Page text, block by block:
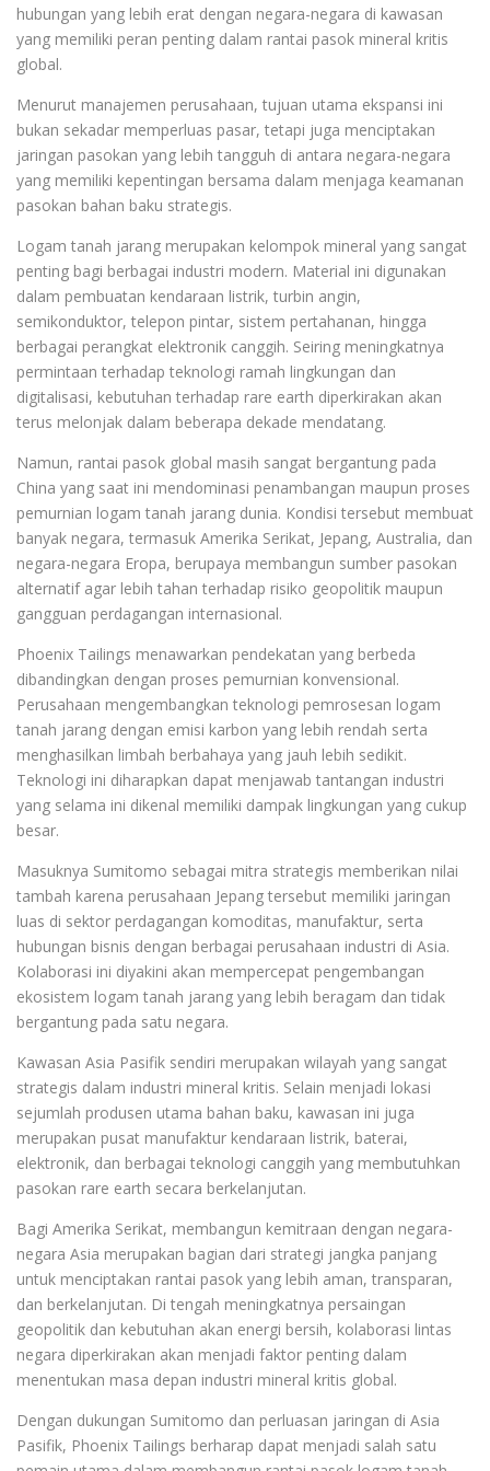
hubungan yang lebih erat dengan negara-negara di kawasan
yang memiliki peran penting dalam rantai pasok mineral kritis
global.
Menurut manajemen perusahaan, tujuan utama ekspansi ini
bukan sekadar memperluas pasar, tetapi juga menciptakan
jaringan pasokan yang lebih tangguh di antara negara-negara
yang memiliki kepentingan bersama dalam menjaga keamanan
pasokan bahan baku strategis.
Logam tanah jarang merupakan kelompok mineral yang sangat
penting bagi berbagai industri modern. Material ini digunakan
dalam pembuatan kendaraan listrik, turbin angin,
semikonduktor, telepon pintar, sistem pertahanan, hingga
berbagai perangkat elektronik canggih. Seiring meningkatnya
permintaan terhadap teknologi ramah lingkungan dan
digitalisasi, kebutuhan terhadap rare earth diperkirakan akan
terus melonjak dalam beberapa dekade mendatang.
Namun, rantai pasok global masih sangat bergantung pada
China yang saat ini mendominasi penambangan maupun proses
pemurnian logam tanah jarang dunia. Kondisi tersebut membuat
banyak negara, termasuk Amerika Serikat, Jepang, Australia, dan
negara-negara Eropa, berupaya membangun sumber pasokan
alternatif agar lebih tahan terhadap risiko geopolitik maupun
gangguan perdagangan internasional.
Phoenix Tailings menawarkan pendekatan yang berbeda
dibandingkan dengan proses pemurnian konvensional.
Perusahaan mengembangkan teknologi pemrosesan logam
tanah jarang dengan emisi karbon yang lebih rendah serta
menghasilkan limbah berbahaya yang jauh lebih sedikit.
Teknologi ini diharapkan dapat menjawab tantangan industri
yang selama ini dikenal memiliki dampak lingkungan yang cukup
besar.
Masuknya Sumitomo sebagai mitra strategis memberikan nilai
tambah karena perusahaan Jepang tersebut memiliki jaringan
luas di sektor perdagangan komoditas, manufaktur, serta
hubungan bisnis dengan berbagai perusahaan industri di Asia.
Kolaborasi ini diyakini akan mempercepat pengembangan
ekosistem logam tanah jarang yang lebih beragam dan tidak
bergantung pada satu negara.
Kawasan Asia Pasifik sendiri merupakan wilayah yang sangat
strategis dalam industri mineral kritis. Selain menjadi lokasi
sejumlah produsen utama bahan baku, kawasan ini juga
merupakan pusat manufaktur kendaraan listrik, baterai,
elektronik, dan berbagai teknologi canggih yang membutuhkan
pasokan rare earth secara berkelanjutan.
Bagi Amerika Serikat, membangun kemitraan dengan negara-
negara Asia merupakan bagian dari strategi jangka panjang
untuk menciptakan rantai pasok yang lebih aman, transparan,
dan berkelanjutan. Di tengah meningkatnya persaingan
geopolitik dan kebutuhan akan energi bersih, kolaborasi lintas
negara diperkirakan akan menjadi faktor penting dalam
menentukan masa depan industri mineral kritis global.
Dengan dukungan Sumitomo dan perluasan jaringan di Asia
Pasifik, Phoenix Tailings berharap dapat menjadi salah satu